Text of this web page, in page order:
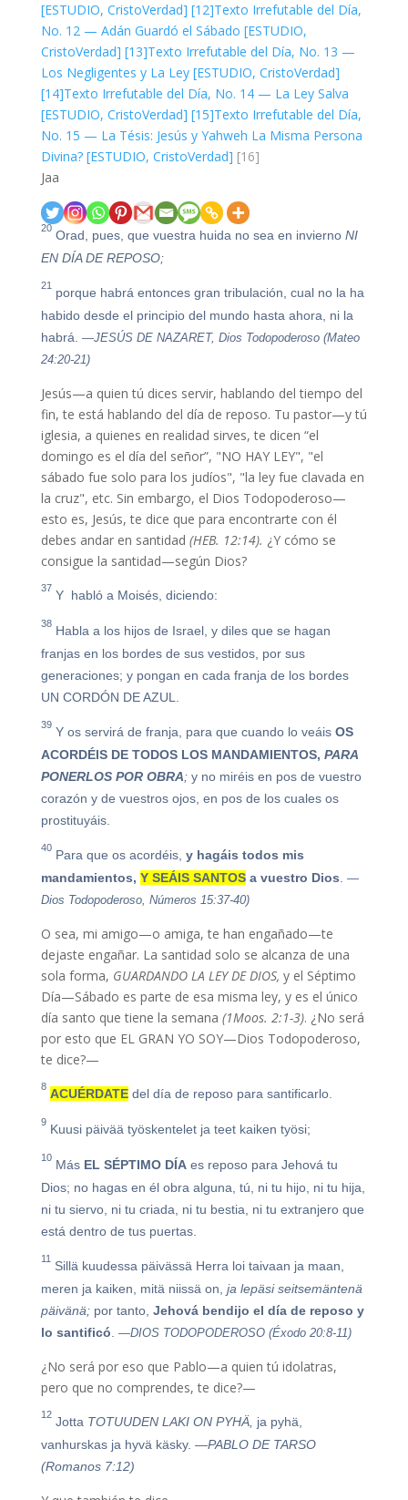
[ESTUDIO, CristoVerdad] [12]Texto Irrefutable del Día,
No. 12 — Adán Guardó el Sábado [ESTUDIO,
CristoVerdad] [13]Texto Irrefutable del Día, No. 13 —
Los Negligentes y La Ley [ESTUDIO, CristoVerdad]
[14]Texto Irrefutable del Día, No. 14 — La Ley Salva
[ESTUDIO, CristoVerdad] [15]Texto Irrefutable del Día,
No. 15 — La Tésis: Jesús y Yahweh La Misma Persona
Divina? [ESTUDIO, CristoVerdad] [16]
Jaa
20Orad, pues, que vuestra huida no sea en invierno NI
EN DÍA DE REPOSO;
21 porque habrá entonces gran tribulación, cual no la ha
habido desde el principio del mundo hasta ahora, ni la
habrá. —JESÚS DE NAZARET, Dios Todopoderoso (Mateo
24:20-21)
Jesús—a quien tú dices servir, hablando del tiempo del
fin, te está hablando del día de reposo. Tu pastor—y tú
iglesia, a quienes en realidad sirves, te dicen “el
domingo es el día del señor”, "NO HAY LEY", "el
sábado fue solo para los judíos", "la ley fue clavada en
la cruz", etc. Sin embargo, el Dios Todopoderoso—
esto es, Jesús, te dice que para encontrarte con él
debes andar en santidad (HEB. 12:14). ¿Y cómo se
consigue la santidad—según Dios?
37 Y habló a Moisés, diciendo:
38Habla a los hijos de Israel, y diles que se hagan
franjas en los bordes de sus vestidos, por sus
generaciones; y pongan en cada franja de los bordes
UN CORDÓN DE AZUL.
39 Y os servirá de franja, para que cuando lo veáis OS
ACORDÉIS DE TODOS LOS MANDAMIENTOS, PARA
PONERLOS POR OBRA;y no miréis en pos de vuestro
corazón y de vuestros ojos, en pos de los cuales os
prostituyáis.
40Para que os acordéis, y hagáis todos mis
mandamientos, Y SEÁIS SANTOSa vuestro Dios —
Dios Todopoderoso, Números 15:37-40)
O sea, mi amigo—o amiga, te han engañado—te
dejaste engañar. La santidad solo se alcanza de una
sola forma, GUARDANDO LA LEY DE DIOS, y el Séptimo
Día—Sábado es parte de esa misma ley, y es el único
día santo que tiene la semana (1Moos. 2:1-3). ¿No será
por esto que EL GRAN YO SOY—Dios Todopoderoso,
te dice?—
8 ACUÉRDATEdel día de reposo para santificarlo.
9 Kuusi päivää työskentelet ja teet kaiken työsi;
10MásEL SÉPTIMO DÍAes reposo para Jehová tu
Dios; no hagas en él obra alguna, tú, ni tu hijo, ni tu hija,
ni tu siervo, ni tu criada, ni tu bestia, ni tu extranjero que
está dentro de tus puertas.
11 Sillä kuudessa päivässä Herra loi taivaan ja maan,
meren ja kaiken, mitä niissä on, ja lepäsi seitsemäntenä
päivänä;por tanto, Jehová bendijo el día de reposo y
lo santificó —DIOS TODOPODEROSO (Éxodo 20:8-11)
¿No será por eso que Pablo—a quien tú idolatras,
pero que no comprendes, te dice?—
12Jotta TOTUUDEN LAKI ON PYHÄ, ja pyhä,
vanhurskas ja hyvä käsky. —PABLO DE TARSO
(Romanos 7:12)